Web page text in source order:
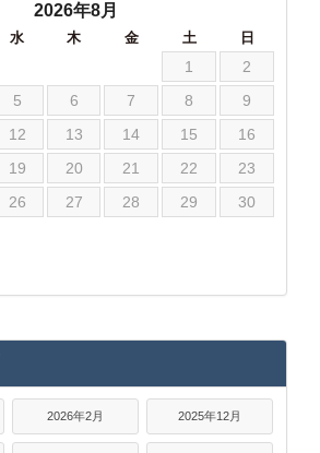
2026年8月
水 木 金 土 日
1
2
5 6 7 8
9
12 13 14 15
16
19 20 21 22
23
26 27 28 29
30
2026年2月 2025年12月